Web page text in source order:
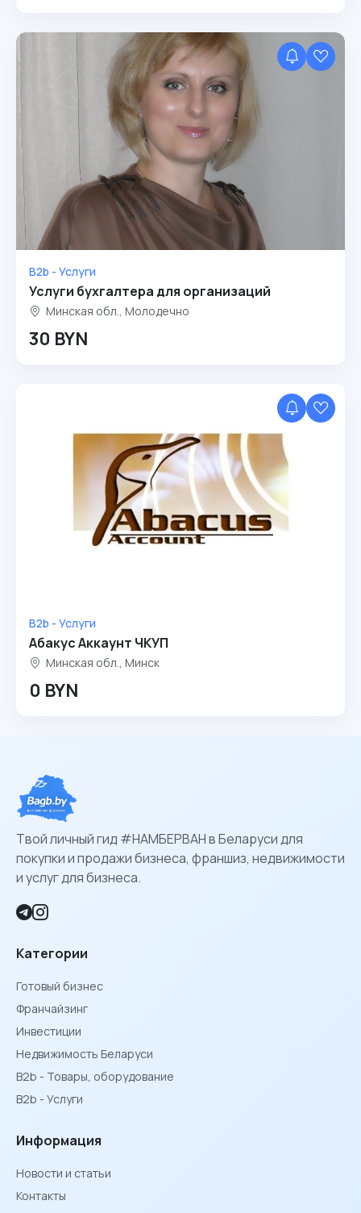
B2b - Услуги
Услуги бухгалтера для организаций
Минская обл., Молодечно
30 BYN
B2b - Услуги
Абакус Аккаунт ЧКУП
Минская обл., Минск
0 BYN
Твой личный гид #НАМБЕРВАН в Беларуси для
покупки и продажи бизнеса, франшиз, недвижимости
и услуг для бизнеса.
Категории
Готовый бизнес
Франчайзинг
Инвестиции
Недвижимость Беларуси
B2b - Товары, оборудование
B2b - Услуги
Информация
Новости и статьи
Контакты